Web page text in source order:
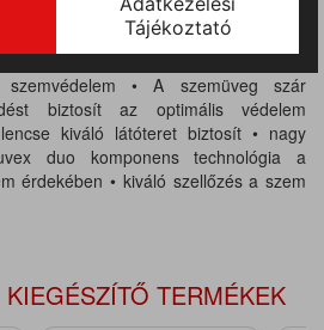
excellence. Keret: piros-szürke, W 166
UV 400, 2C-1,2 W 1 FTKN CE. • "X"
modern, sportos kivitelben •
szemvédelem • A szemüveg szár
biztosít az optimális védelem
kiváló látóteret biztosít • nagy
duo komponens technológia a
érdekében • kiváló szellőzés a szem
TERMÉKEK